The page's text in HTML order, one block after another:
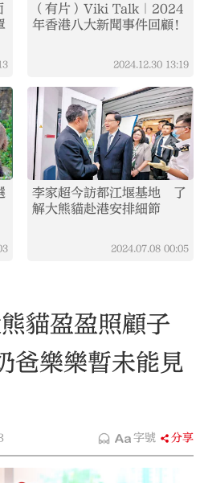
（有片）Viki Talk｜2024
年香港八大新聞事件回顧！
2024.12.30 13:19
李家超今訪都江堰基地 了
解大熊貓赴港安排細節
2024.07.08 00:05
貓盈盈照顧子
爸樂樂暫未能見
字號 分享